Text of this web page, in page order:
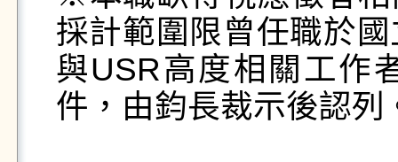
採計範圍限曾任職於
與USR高度相關工作
件，由鈞長裁示後認列